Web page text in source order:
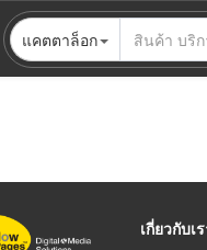
แคตตาล็อก
เกี่ยวกับเ